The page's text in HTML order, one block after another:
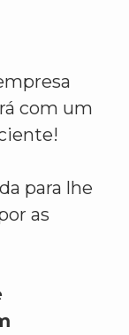
com um
para lhe
as